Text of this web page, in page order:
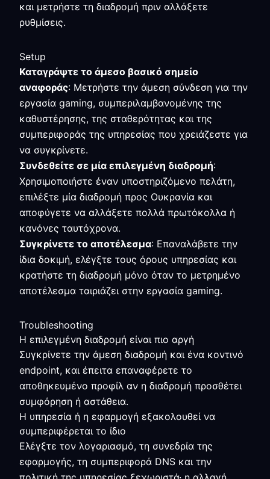
και μετρήστε τη διαδρομή πριν αλλάξετε
ρυθμίσεις.
Setup
Καταγράψτε το άμεσο βασικό σημείο
αναφοράς: Μετρήστε την άμεση σύνδεση για την
εργασία gaming, συμπεριλαμβανομένης της
καθυστέρησης, της σταθερότητας και της
συμπεριφοράς της υπηρεσίας που χρειάζεστε για
να συγκρίνετε.
Συνδεθείτε σε μία επιλεγμένη διαδρομή:
Χρησιμοποιήστε έναν υποστηριζόμενο πελάτη,
επιλέξτε μία διαδρομή προς Ουκρανία και
αποφύγετε να αλλάξετε πολλά πρωτόκολλα ή
κανόνες ταυτόχρονα.
Συγκρίνετε το αποτέλεσμα: Επαναλάβετε την
ίδια δοκιμή, ελέγξτε τους όρους υπηρεσίας και
κρατήστε τη διαδρομή μόνο όταν το μετρημένο
αποτέλεσμα ταιριάζει στην εργασία gaming.
Troubleshooting
Η επιλεγμένη διαδρομή είναι πιο αργή
Συγκρίνετε την άμεση διαδρομή και ένα κοντινό
endpoint, και έπειτα επαναφέρετε το
αποθηκευμένο προφίλ αν η διαδρομή προσθέτει
συμφόρηση ή αστάθεια.
Η υπηρεσία ή η εφαρμογή εξακολουθεί να
συμπεριφέρεται το ίδιο
Ελέγξτε τον λογαριασμό, τη συνεδρία της
εφαρμογής, τη συμπεριφορά DNS και την